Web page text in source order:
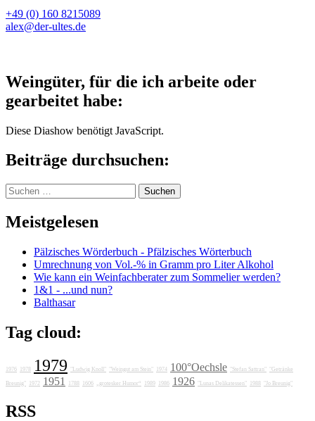
+49 (0) 160 8215089
alex@der-ultes.de
Weingüter, für die ich arbeite oder
gearbeitet habe:
Diese Diashow benötigt JavaScript.
Beiträge durchsuchen:
Suchen
nach:
Meistgelesen
Pälzisches Wörderbuch - Pfälzisches Wörterbuch
Umrechnung von Vol.-% in Gramm pro Liter Alkohol
Wie kann ein Weinfachberater zum Sommelier werden?
1&1 - ...und nun?
Balthasar
Tag cloud:
1976 1978 1979 "Ludwig Knoll" "Weingut am Stein" 1974 100°Oechsle "Stefan Sattran" "Getränke
Breunig" 1972 1951 1788 1606 „grotesker Humor“ 1989 1986 1926 "Lunas Delikatessen" 1988 "Jo Breunig"
RSS